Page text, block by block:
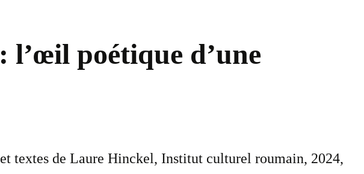
l’œil poétique d’une
textes de Laure Hinckel, Institut culturel roumain, 2024,